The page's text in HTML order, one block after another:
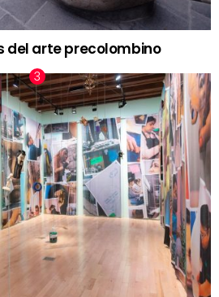
del arte precolombino